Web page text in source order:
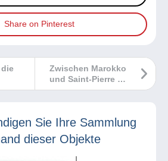
Share on Pinterest
Zwischen Marokko
und Saint-Pierre &
Miquelon eine
die
Sie Ihre Sammlung
dieser Objekte